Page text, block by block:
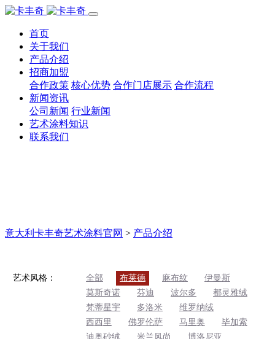
首页
关于我们
产品介绍
招商加盟
合作政策 核心优势 合作门店展示 合作流程
新闻资讯
公司新闻 行业新闻
艺术涂料知识
联系我们
意大利卡丰奇艺术涂料官网 > 产品介绍
艺术风格： 全部 布莱德 麻布纹
伊曼斯
莫斯奇诺
芬迪 波尔多
都灵雅绒
梵蒂星宇
多洛米
维罗纳绒
西西里
佛罗伦萨 马里奥
毕加索
迪奥砂绒
米兰风尚
博洛尼亚